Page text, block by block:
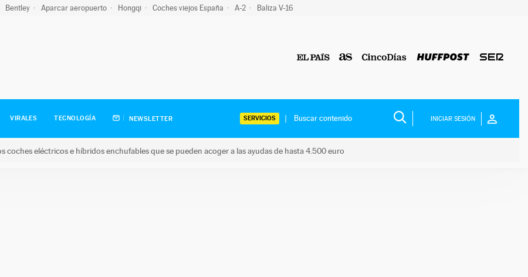
Bentley Aparcar aeropuerto Hongqi Coches viejos España A-2 Baliza V-16
VIRALES TECNOLOGÍA NEWSLETTER SERVICIOS INICIAR SESIÓN
coches eléctricos e híbridos enchufables que se pueden acoger a las ayudas de hasta 4.500 euro